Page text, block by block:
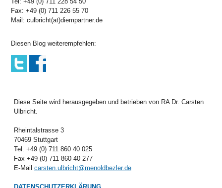
Fax: +49 (0) 711 226 55 70
Mail: culbricht(at)diempartner.de
Diesen Blog weiterempfehlen:
Diese Seite wird herausgegeben und betrieben von RA Dr. Carsten
Ulbricht.
Rheintalstrasse 3
70469 Stuttgart
Tel. +49 (0) 711 860 40 025
Fax +49 (0) 711 860 40 277
E-Mail carsten.ulbricht@menoldbezler.de